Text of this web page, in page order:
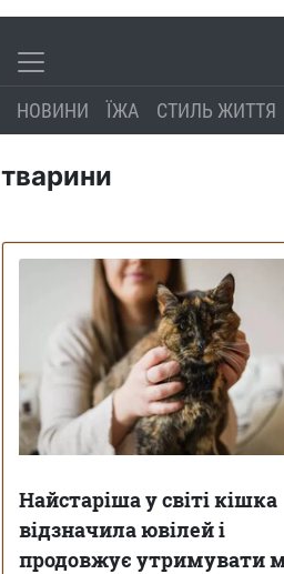
НОВИНИ ЇЖА СТИЛЬ ЖИТТЯ
тварини
Найстаріша у світі кішка
відзначила ювілей і
продовжує утримувати